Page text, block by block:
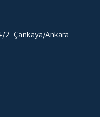
2 Çankaya/Ankara